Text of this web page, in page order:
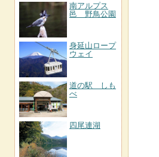
南アルプス
邑 野鳥公園
身延山ロープ
ウェイ
道の駅 しも
べ
四尾連湖